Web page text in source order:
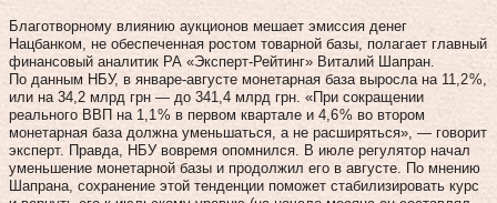
Благотворному влиянию аукционов мешает эмиссия денег
Нацбанком, не обеспеченная ростом товарной базы, полагает главный
финансовый аналитик РА «Эксперт-Рейтинг» Виталий Шапран.
По данным НБУ, в январе-августе монетарная база выросла на 11,2 %,
или на 34,2 млрд грн — до 341,4 млрд грн. «При сокращении
реального ВВП на 1,1 % в первом квартале и 4,6 % во втором
монетарная база должна уменьшаться, а не расширяться», — говорит
эксперт. Правда, НБУ вовремя опомнился. В июле регулятор начал
уменьшение монетарной базы и продолжил его в августе. По мнению
Шапрана, сохранение этой тенденции поможет стабилизировать курс